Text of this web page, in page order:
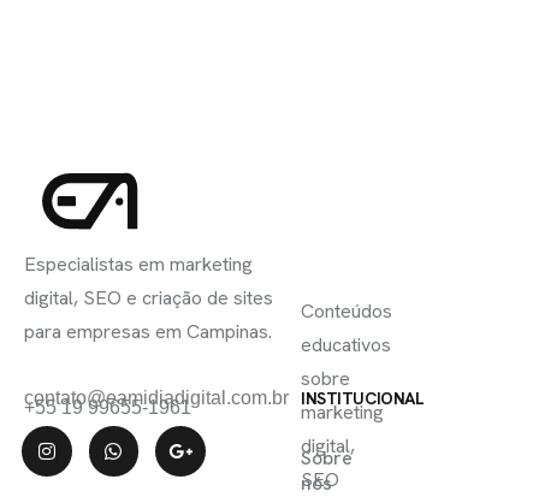
Especialistas em marketing
digital, SEO e criação de sites
para empresas em Campinas.
contato@eamidiadigital.com.br
+55 19 99655-1961 INSTITUCIONAL
Sobre
nós
Conteúdos
educativos
sobre
marketing
digital,
SEO